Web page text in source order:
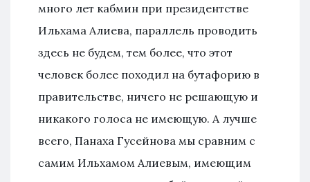
много лет кабмин при президентстве
Ильхама Алиева, параллель проводить
здесь не будем, тем более, что этот
человек более походил на бутафорию в
правительстве, ничего не решающую и
никакого голоса не имеющую. А лучше
всего, Панаха Гусейнова мы сравним с
самим Ильхамом Алиевым, имеющим